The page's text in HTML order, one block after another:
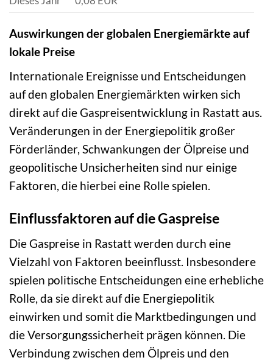
Auswirkungen der globalen Energiemärkte auf
lokale Preise
Internationale Ereignisse und Entscheidungen
auf den globalen Energiemärkten wirken sich
direkt auf die Gaspreisentwicklung in Rastatt aus.
Veränderungen in der Energiepolitik großer
Förderländer, Schwankungen der Ölpreise und
geopolitische Unsicherheiten sind nur einige
Faktoren, die hierbei eine Rolle spielen.
Einflussfaktoren auf die Gaspreise
Die Gaspreise in Rastatt werden durch eine
Vielzahl von Faktoren beeinflusst. Insbesondere
spielen politische Entscheidungen eine erhebliche
Rolle, da sie direkt auf die Energiepolitik
einwirken und somit die Marktbedingungen und
die Versorgungssicherheit prägen können. Die
Verbindung zwischen dem Ölpreis und den